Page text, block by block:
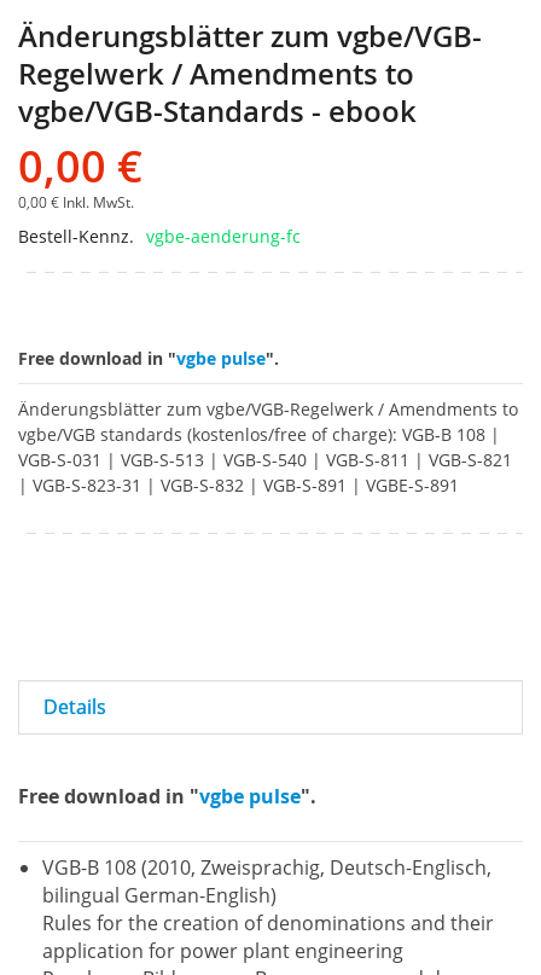
Änderungsblätter zum vgbe/VGB-
Regelwerk / Amendments to
vgbe/VGB-Standards - ebook
0,00 €
0,00 € Inkl. MwSt.
Bestell-Kennz. vgbe-aenderung-fc
Free download in "vgbe pulse".
Änderungsblätter zum vgbe/VGB-Regelwerk / Amendments to
vgbe/VGB standards (kostenlos/free of charge): VGB-B 108 |
VGB-S-031 | VGB-S-513 | VGB-S-540 | VGB-S-811 | VGB-S-821
| VGB-S-823-31 | VGB-S-832 | VGB-S-891 | VGBE-S-891
Details
Free download in "vgbe pulse".
VGB-B 108 (2010, Zweisprachig, Deutsch-Englisch,
bilingual German-English)
Rules for the creation of denominations and their
application for power plant engineering